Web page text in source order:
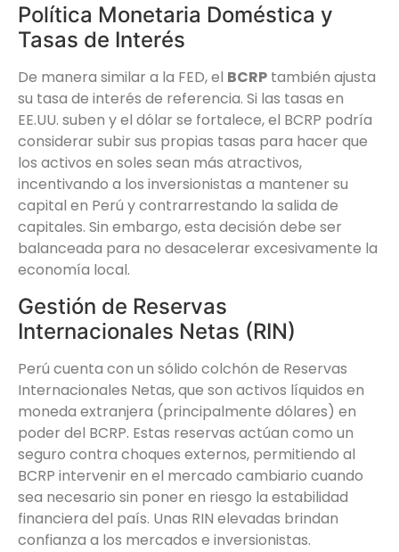
Política Monetaria Doméstica y
Tasas de Interés
De manera similar a la FED, el BCRP también ajusta
su tasa de interés de referencia. Si las tasas en
EE.UU. suben y el dólar se fortalece, el BCRP podría
considerar subir sus propias tasas para hacer que
los activos en soles sean más atractivos,
incentivando a los inversionistas a mantener su
capital en Perú y contrarrestando la salida de
capitales. Sin embargo, esta decisión debe ser
balanceada para no desacelerar excesivamente la
economía local.
Gestión de Reservas
Internacionales Netas (RIN)
Perú cuenta con un sólido colchón de Reservas
Internacionales Netas, que son activos líquidos en
moneda extranjera (principalmente dólares) en
poder del BCRP. Estas reservas actúan como un
seguro contra choques externos, permitiendo al
BCRP intervenir en el mercado cambiario cuando
sea necesario sin poner en riesgo la estabilidad
financiera del país. Unas RIN elevadas brindan
confianza a los mercados e inversionistas.